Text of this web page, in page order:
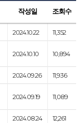
작성일 조회수
2024.10.22 11,352
2024.10.10 10,894
2024.09.26 11,936
2024.09.19 11,089
2024.08.24 12,261